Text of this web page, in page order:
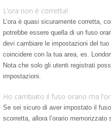
L’ora non è corretta!
L’ora è quasi sicuramente corretta,
potrebbe essere quella di un fuso
devi cambiare le impostazioni del
coincidere con la tua area, es.
Nota che solo gli utenti registrati
impostazioni.
Ho cambiato il fuso orario ma
Se sei sicuro di aver impostato il
scorretta, allora l’orario memorizzato